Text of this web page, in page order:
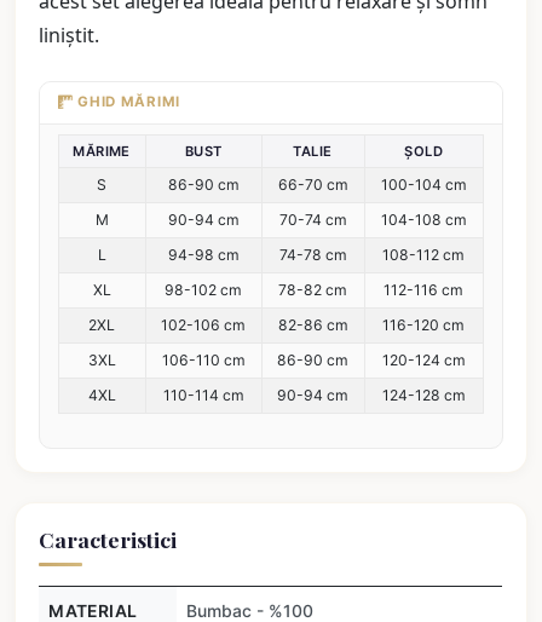
liniștit.
GHID MĂRIMI
MĂRIME BUST TALIE ȘOLD
S 86-90 cm 66-70 cm
100-104 cm
M
90-94 cm 70-74 cm
104-108 cm
L
94-98 cm 74-78 cm
108-112 cm
XL
98-102 cm 78-82 cm
112-116 cm
2XL
102-106 cm 82-86 cm
116-120 cm
3XL
106-110 cm 86-90 cm
120-124 cm
4XL
110-114 cm 90-94 cm 124-128 cm
Caracteristici
MATERIAL Bumbac - %100